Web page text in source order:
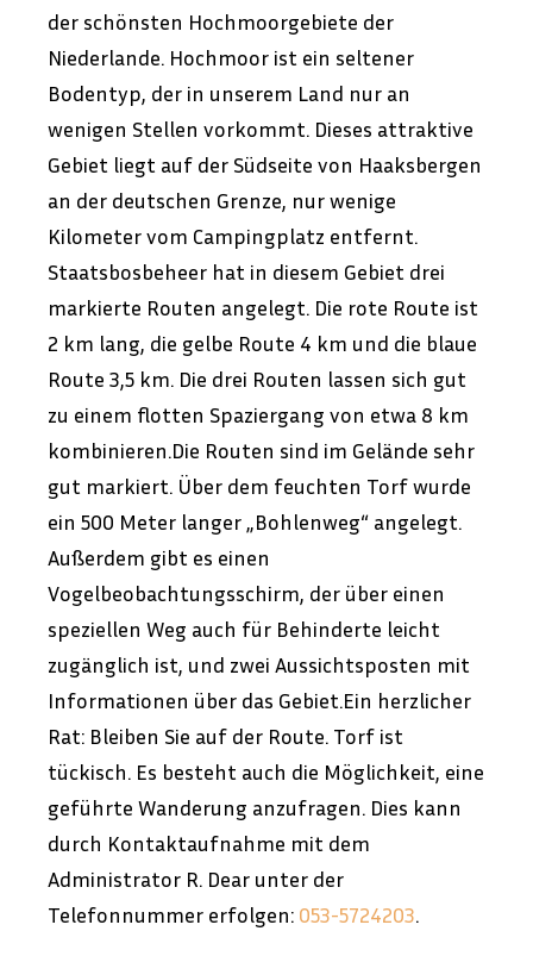
der schönsten Hochmoorgebiete der
Niederlande. Hochmoor ist ein seltener
Bodentyp, der in unserem Land nur an
wenigen Stellen vorkommt. Dieses attraktive
Gebiet liegt auf der Südseite von Haaksbergen
an der deutschen Grenze, nur wenige
Kilometer vom Campingplatz entfernt.
Staatsbosbeheer hat in diesem Gebiet drei
markierte Routen angelegt. Die rote Route ist
2 km lang, die gelbe Route 4 km und die blaue
Route 3,5 km. Die drei Routen lassen sich gut
zu einem flotten Spaziergang von etwa 8 km
kombinieren.Die Routen sind im Gelände sehr
gut markiert. Über dem feuchten Torf wurde
ein 500 Meter langer „Bohlenweg“ angelegt.
Außerdem gibt es einen
Vogelbeobachtungsschirm, der über einen
speziellen Weg auch für Behinderte leicht
zugänglich ist, und zwei Aussichtsposten mit
Informationen über das Gebiet.Ein herzlicher
Rat: Bleiben Sie auf der Route. Torf ist
tückisch. Es besteht auch die Möglichkeit, eine
geführte Wanderung anzufragen. Dies kann
durch Kontaktaufnahme mit dem
Administrator R. Dear unter der
Telefonnummer erfolgen: 053-5724203.